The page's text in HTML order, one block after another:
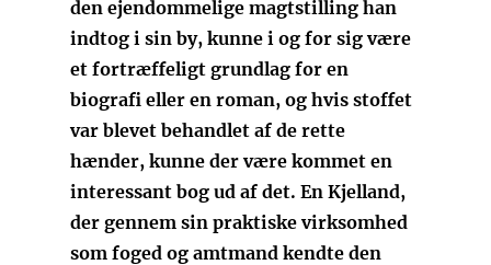
den ejendommelige magtstilling han
indtog i sin by, kunne i og for sig være
et fortræffeligt grundlag for en
biografi eller en roman, og hvis stoffet
var blevet behandlet af de rette
hænder, kunne der være kommet en
interessant bog ud af det. En Kjelland,
der gennem sin praktiske virksomhed
som foged og amtmand kendte den